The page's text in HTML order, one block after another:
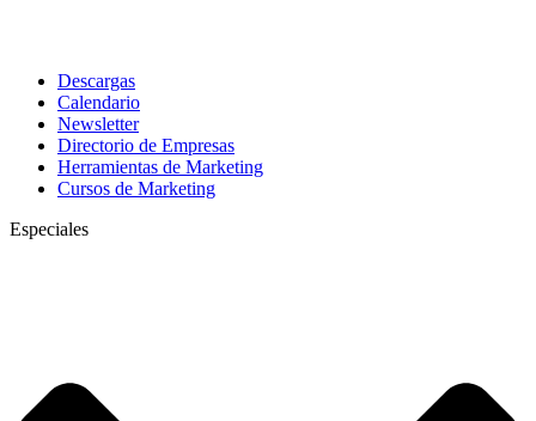
Descargas
Calendario
Newsletter
Directorio de Empresas
Herramientas de Marketing
Cursos de Marketing
Especiales